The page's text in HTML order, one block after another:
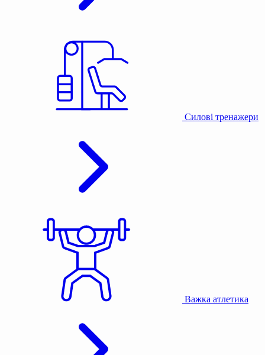
Силові тренажери
Важка атлетика